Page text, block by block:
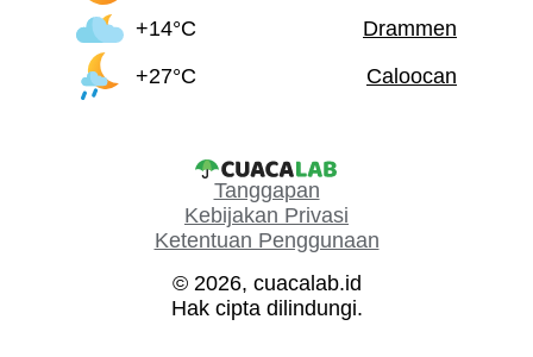
+14°C
Drammen
+27°C
Caloocan
Tanggapan
Kebijakan Privasi
Ketentuan Penggunaan
© 2026, cuacalab.id
Hak cipta dilindungi.